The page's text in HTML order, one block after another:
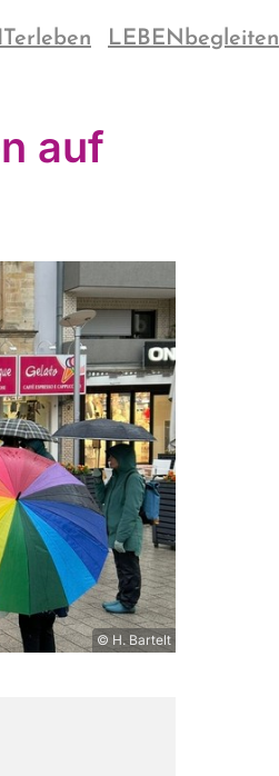
LEBENbegleiten
auf
© H. Bartelt